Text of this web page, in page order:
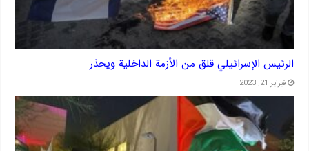
الرئيس الإسرائيلي قلق من الأزمة الداخلية ويحذر
فبراير 21, 2023